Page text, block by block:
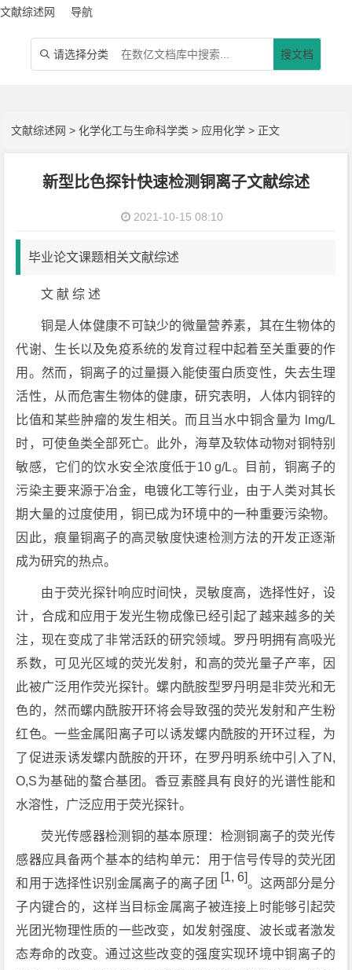
文献综述网 导航
 请选择分类 搜文档
文献综述网 >化学化工与生命科学类 > 应用化学 > 正文
新型比色探针快速检测铜离子文献综述
2021-10-15 08:10
毕业论文课题相关文献综述
文 献 综 述
铜是人体健康不可缺少的微量营养素，其在生物体的
代谢、生长以及免疫系统的发育过程中起着至关重要的作
用。然而，铜离子的过量摄入能使蛋白质变性，失去生理
活性，从而危害生物体的健康，研究表明，人体内铜锌的
比值和某些肿瘤的发生相关。而且当水中铜含量为 lmg/L
时，可使鱼类全部死亡。此外，海草及软体动物对铜特别
敏感，它们的饮水安全浓度低于10 g/L。目前，铜离子的
污染主要来源于冶金，电镀化工等行业，由于人类对其长
期大量的过度使用，铜已成为环境中的一种重要污染物。
因此，痕量铜离子的高灵敏度快速检测方法的开发正逐渐
成为研究的热点。
由于荧光探针响应时间快，灵敏度高，选择性好，设
计，合成和应用于发光生物成像已经引起了越来越多的关
注，现在变成了非常活跃的研究领域。罗丹明拥有高吸光
系数，可见光区域的荧光发射，和高的荧光量子产率，因
此被广泛用作荧光探针。螺内酰胺型罗丹明是非荧光和无
色的，然而螺内酰胺开环将会导致强的荧光发射和产生粉
红色。一些金属阳离子可以诱发螺内酰胺的开环过程，为
了促进汞诱发螺内酰胺的开环，在罗丹明系统中引入了N,
O,S为基础的螯合基团。香豆素醛具有良好的光谱性能和
水溶性，广泛应用于荧光探针。
荧光传感器检测铜的基本原理：检测铜离子的荧光传
感器应具备两个基本的结构单元：用于信号传导的荧光团
和用于选择性识别金属离子的离子团 [1, 6]。这两部分是分
子内键合的，这样当目标金属离子被连接上时能够引起荧
光团光物理性质的一些改变，如发射强度、波长或者激发
态寿命的改变。通过这些改变的强度实现环境中铜离子的